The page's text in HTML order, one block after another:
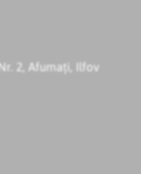
2, Afumați, Ilfov